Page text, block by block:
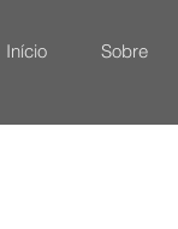
Início Sobre